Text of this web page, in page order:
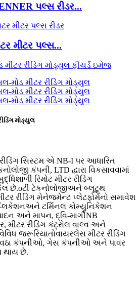
પલ્સ રીડર...
મીટર પલ્સ...
મોડ્યુલ
સિસ્ટમ એ NB-I પર આધારિત
કંપની, LTD દ્વારા વિકસાવવામાં
રિમોટ મીટર રીડિંગ
છે.oટી ટેકનોલોજીઅને બ્લૂટૂથ
રીડિંગ મેનેજમેન્ટ પ્લેટફોર્મનો સમાવેશ
અને ટર્મિનલ કોમ્યુનિકેશન
અને માપન, દ્વિ-માર્ગીNB
, મીટર રીડિંગ કંટ્રોલ વાલ્વ અને
જરૂરિયાતોવાયરલેસ મીટર રીડિંગ
કંપનીઓ, ગેસ કંપનીઓ અને પાવર
થાય છે.